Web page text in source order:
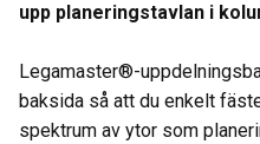
upp planeringstavlan i
Legamaster®-
baksida så att du enkelt
spektrum av ytor som